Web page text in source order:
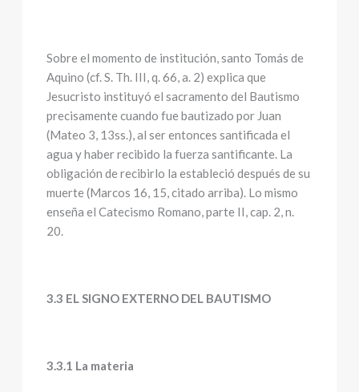
Sobre el momento de institución, santo Tomás de
Aquino (cf. S. Th. III, q. 66, a. 2) explica que
Jesucristo instituyó el sacramento del Bautismo
precisamente cuando fue bautizado por Juan
(Mateo 3, 13ss.), al ser entonces santificada el
agua y haber recibido la fuerza santificante. La
obligación de recibirlo la estableció después de su
muerte (Marcos 16, 15, citado arriba). Lo mismo
enseña el Catecismo Romano, parte II, cap. 2, n.
20.
3.3 EL SIGNO EXTERNO DEL BAUTISMO
3.3.1 La materia